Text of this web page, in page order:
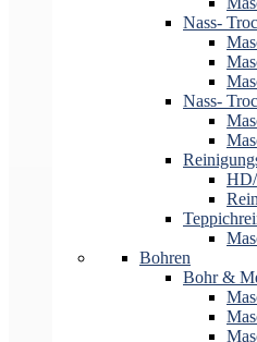
Nass-
Nass-
Bohren
Bohr &